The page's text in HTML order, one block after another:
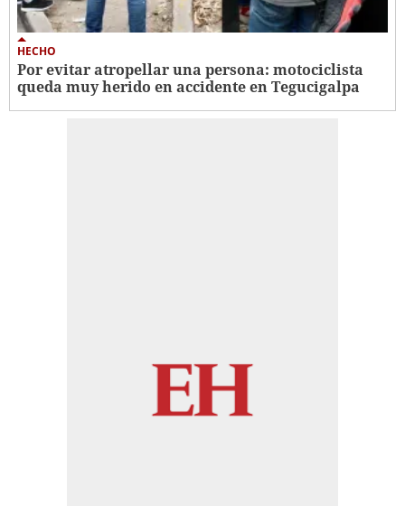
HECHO
Por evitar atropellar una persona: motociclista
queda muy herido en accidente en Tegucigalpa